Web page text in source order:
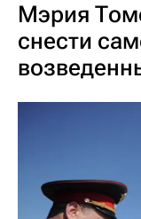
Мэрия
снести